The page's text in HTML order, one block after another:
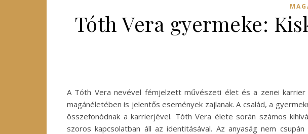
Tóth Vera gyermeke:
A Tóth Vera nevével fémjelzett művészeti élet és a zenei karrier
magánéletében is jelentős események zajlanak. A család, a
összefonódnak a karrierjével. Tóth Vera élete során számos
szoros kapcsolatban áll az identitásával. Az anyaság nem